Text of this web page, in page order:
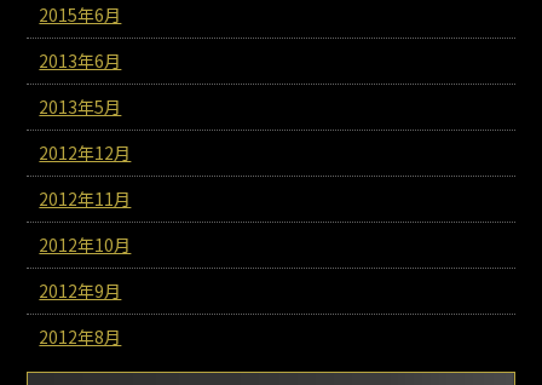
2015年6月
2013年6月
2013年5月
2012年12月
2012年11月
2012年10月
2012年9月
2012年8月